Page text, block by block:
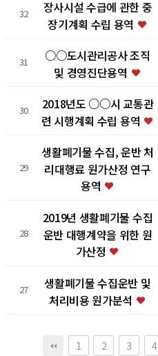
32
장사시설 수급에 관한 중
장기계획 수립 용역
31
○○도시관리공사 조직
및 경영진단용역
30
2018년도 ○○시 교통관
련 시행계획 수립 용역
29
생활폐기물 수집, 운반 처
리대행료 원가산정 연구
용역
28
2019년 생활폐기물 수집
운반 대행계약을 위한 원
가산정
27
생활폐기물 수집운반 및
처리비용 원가분석
1 2 3 4